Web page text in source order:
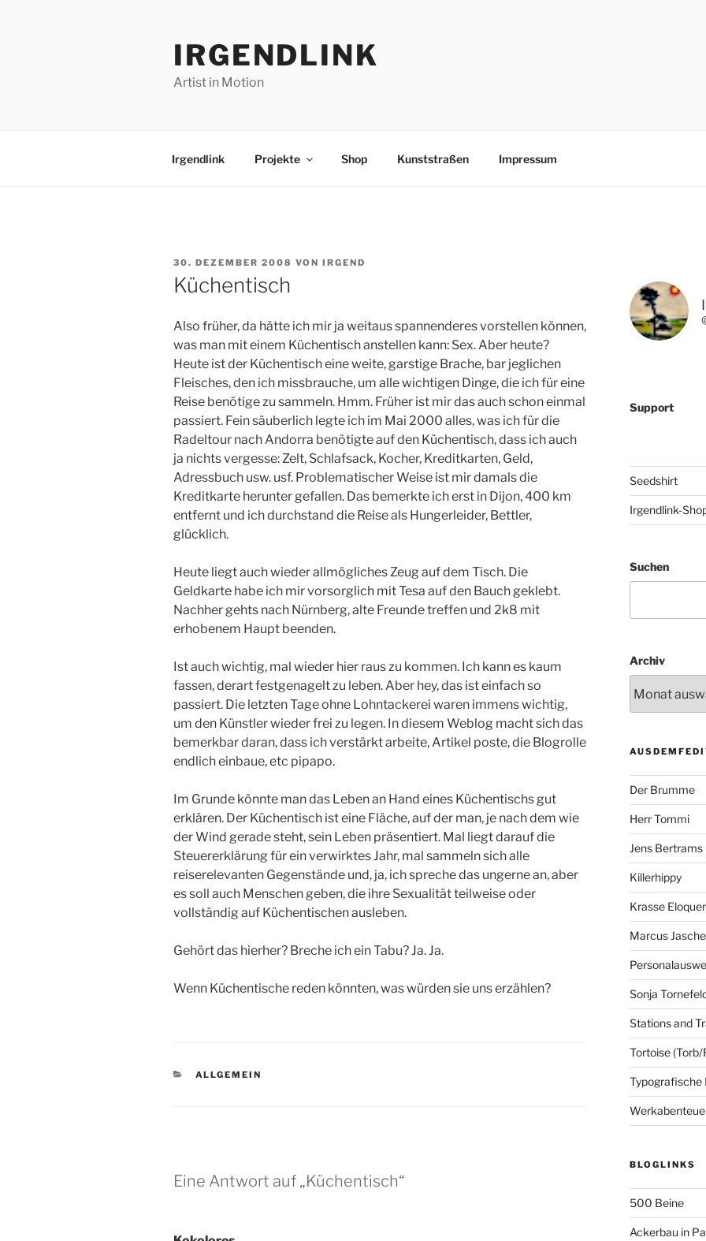
IRGENDLINK
Artist in Motion
Irgendlink Projekte Shop Kunststraßen Impressum
VERÖFFENTLICHT
AM
30. DEZEMBER 2008 VON IRGEND
Küchentisch
Also früher, da hätte ich mir ja weitaus spannenderes vorstellen können,
was man mit einem Küchentisch anstellen kann: Sex. Aber heute?
Heute ist der Küchentisch eine weite, garstige Brache, bar jeglichen
Fleisches, den ich missbrauche, um alle wichtigen Dinge, die ich für eine
Reise benötige zu sammeln. Hmm. Früher ist mir das auch schon einmal
passiert. Fein säuberlich legte ich im Mai 2000 alles, was ich für die
Radeltour nach Andorra benötigte auf den Küchentisch, dass ich auch
ja nichts vergesse: Zelt, Schlafsack, Kocher, Kreditkarten, Geld,
Adressbuch usw. usf. Problematischer Weise ist mir damals die
Kreditkarte herunter gefallen. Das bemerkte ich erst in Dijon, 400 km
entfernt und ich durchstand die Reise als Hungerleider, Bettler,
glücklich.
Heute liegt auch wieder allmögliches Zeug auf dem Tisch. Die
Geldkarte habe ich mir vorsorglich mit Tesa auf den Bauch geklebt.
Nachher gehts nach Nürnberg, alte Freunde treffen und 2k8 mit
erhobenem Haupt beenden.
Ist auch wichtig, mal wieder hier raus zu kommen. Ich kann es kaum
fassen, derart festgenagelt zu leben. Aber hey, das ist einfach so
passiert. Die letzten Tage ohne Lohntackerei waren immens wichtig,
um den Künstler wieder frei zu legen. In diesem Weblog macht sich das
bemerkbar daran, dass ich verstärkt arbeite, Artikel poste, die Blogrolle
endlich einbaue, etc pipapo.
Im Grunde könnte man das Leben an Hand eines Küchentischs gut
erklären. Der Küchentisch ist eine Fläche, auf der man, je nach dem wie
der Wind gerade steht, sein Leben präsentiert. Mal liegt darauf die
Steuererklärung für ein verwirktes Jahr, mal sammeln sich alle
reiserelevanten Gegenstände und, ja, ich spreche das ungerne an, aber
es soll auch Menschen geben, die ihre Sexualität teilweise oder
vollständig auf Küchentischen ausleben.
Gehört das hierher? Breche ich ein Tabu? Ja. Ja.
Wenn Küchentische reden könnten, was würden sie uns erzählen?
KATEGORIEN
ALLGEMEIN
Eine Antwort auf „Küchentisch“
Support
Seedshirt
Irgendlink-
Suchen
Archiv
Der Brumme
Herr Tommi
Jens Bertrams
Killerhippy
Krasse
Marcus
Sonja
Stations and
Tortoise (Torb/
Typografische
BLOGLINKS
500 Beine
Ackerbau in